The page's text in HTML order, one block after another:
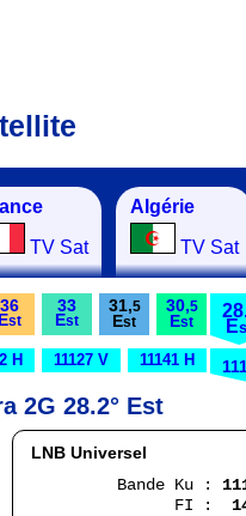
TV Sat
Algérie
TV Sat
36
Est
33
Est
31,5
Est
30,5
Est E
H 11127 V 11141 H
2G 28.2° Est
LNB Universel
Bande Ku :
FI :